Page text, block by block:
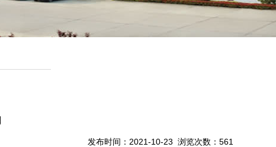
发布时间：2021-10-23 浏览次数：561